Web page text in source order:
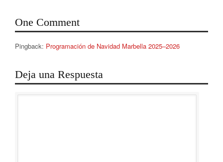
One Comment
Pingback: Programación de Navidad Marbella 2025–2026
Deja una Respuesta